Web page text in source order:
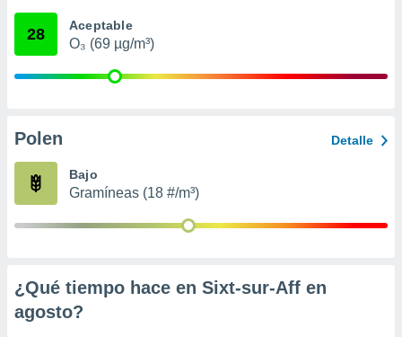
mediante
publicidad
de
28 Aceptable
O₃ (69 µg/m³)
Polen Detalle
Bajo
Gramíneas (18 #/m³)
¿Qué tiempo hace en Sixt-sur-Aff en
agosto?